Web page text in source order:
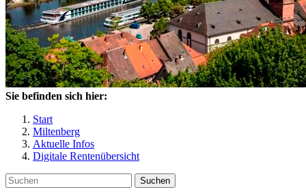
Sie befinden sich hier:
Start
Miltenberg
Aktuelle Infos
Digitale Rentenübersicht
Suchen